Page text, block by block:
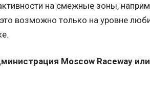
на смежные зоны,
возможно только на уровне
Moscow Raceway